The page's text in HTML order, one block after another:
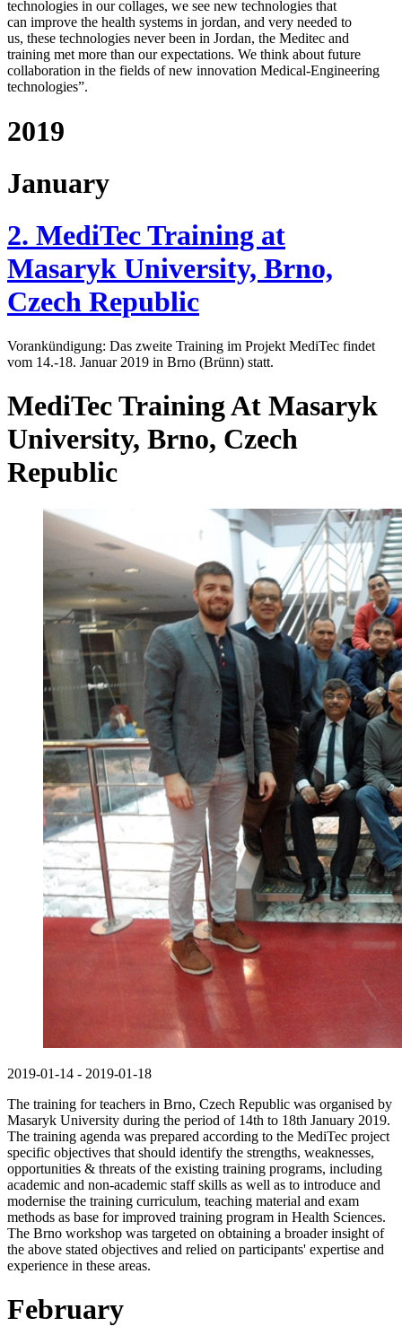
technologies in our collages, we see new technologies that
can improve the health systems in jordan, and very needed to
us, these technologies never been in Jordan, the Meditec and
training met more than our expectations. We think about future
collaboration in the fields of new innovation Medical-Engineering
technologies”.
2019
January
2. MediTec Training at
Masaryk University, Brno,
Czech Republic
Vorankündigung: Das zweite Training im Projekt MediTec findet
vom 14.-18. Januar 2019 in Brno (Brünn) statt.
MediTec Training At Masaryk
University, Brno, Czech
Republic
2019-01-14 - 2019-01-18
The training for teachers in Brno, Czech Republic was organised by
Masaryk University during the period of 14th to 18th January 2019.
The training agenda was prepared according to the MediTec project
specific objectives that should identify the strengths, weaknesses,
opportunities & threats of the existing training programs, including
academic and non-academic staff skills as well as to introduce and
modernise the training curriculum, teaching material and exam
methods as base for improved training program in Health Sciences.
The Brno workshop was targeted on obtaining a broader insight of
the above stated objectives and relied on participants' expertise and
experience in these areas.
February